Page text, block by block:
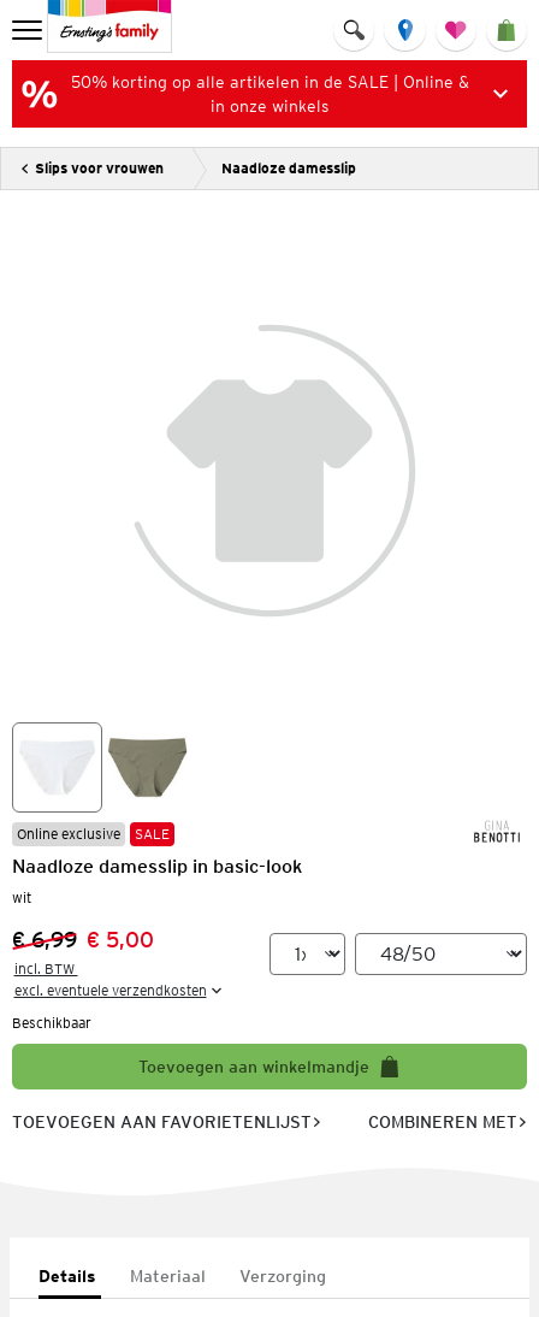
50% korting op alle artikelen in de SALE | Online &
in onze winkels
Slips voor vrouwen Naadloze damesslip
Online exclusive SALE
Naadloze damesslip in basic-look
wit
Vorige prijs:
€ 6,99
Nieuwe prijs:
€ 5,00
incl. BTW
excl. eventuele verzendkosten
Beschikbaar
Toevoegen aan winkelmandje
TOEVOEGEN AAN FAVORIETENLIJST COMBINEREN MET
Details Materiaal Verzorging